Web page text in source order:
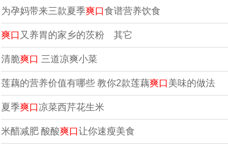
为孕妈带来三款夏季爽口食谱营养饮食
爽口 又养胃的家乡的茨粉 其它
清脆爽口 三道凉爽小菜
莲藕的营养价值有哪些 教你2款莲藕爽口美味的做法
夏季爽口凉菜西芹花生米
米醋减肥 酸酸爽口让你速瘦美食